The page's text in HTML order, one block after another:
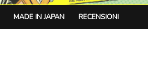
MADE IN JAPAN RECENSIONI